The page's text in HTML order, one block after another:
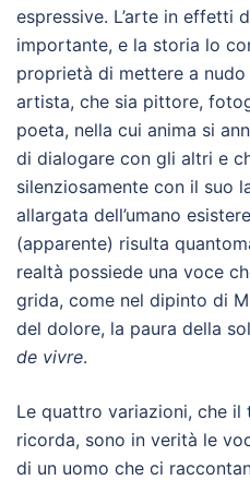
espressive. L’arte in effetti
importante, e la storia lo
proprietà di mettere a nudo
artista, che sia pittore,
poeta, nella cui anima si
di dialogare con gli altri e
silenziosamente con il suo
allargata dell’umano
(apparente) risulta
realtà possiede una voce
grida, come nel dipinto di
del dolore, la paura della
de vivre.
Le quattro variazioni, che
ricorda, sono in verità le
di un uomo che ci